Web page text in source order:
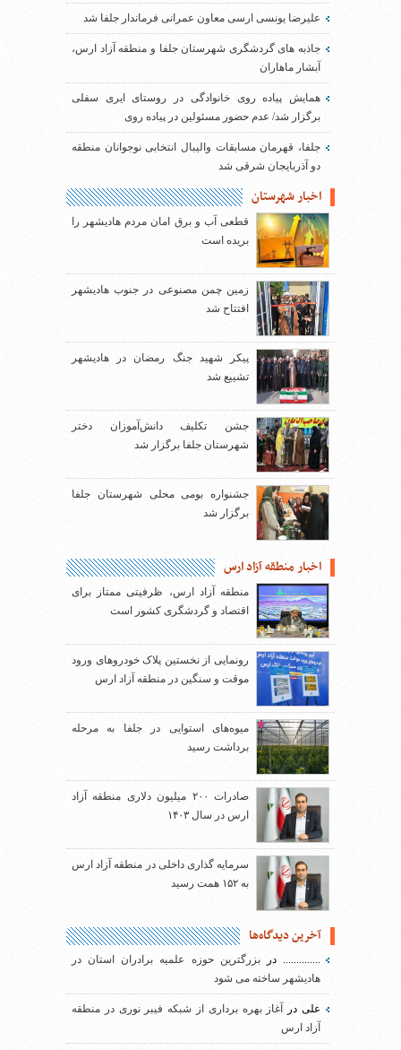
علیرضا یونسی ارسی معاون عمرانی فرماندار جلفا شد
جاذبه های گردشگری شهرستان جلفا و منطقه آزاد ارس،
آبشار ماهاران
همایش پیاده روی خانوادگی در روستای ایری سفلی
برگزار شد/ عدم حضور مسئولین در پیاده روی
جلفا، قهرمان مسابقات والیبال انتخابی نوجوانان منطقه
دو آذربایجان شرقی شد
اخبار شهرستان
قطعی آب و برق امان مردم هادیشهر را
بریده است
زمین چمن مصنوعی در جنوب هادیشهر
افتتاح شد
پیکر شهید جنگ رمضان در هادیشهر
تشییع شد
جشن تکلیف دانش‌آموزان دختر
شهرستان جلفا برگزار شد
جشنواره بومی محلی شهرستان جلفا
برگزار شد
اخبار منطقه آزاد ارس
منطقه آزاد ارس، ظرفیتی ممتاز برای
اقتصاد و گردشگری کشور است
رونمایی از نخستین پلاک خودروهای ورود
موقت و سنگین در منطقه آزاد ارس
میوه‌های استوایی در جلفا به مرحله
برداشت رسید
صادرات ۲۰۰ میلیون دلاری منطقه آزاد
ارس در سال ۱۴۰۳
سرمایه گذاری داخلی در منطقه آزاد ارس
به ۱۵۲ همت رسید
آخرین دیدگاه‌ها
..............دربزرگترین حوزه علمیه برادران استان در
هادیشهر ساخته می شود
علیدر
آغاز بهره برداری از شبکه فیبر نوری در منطقه
آزاد ارس